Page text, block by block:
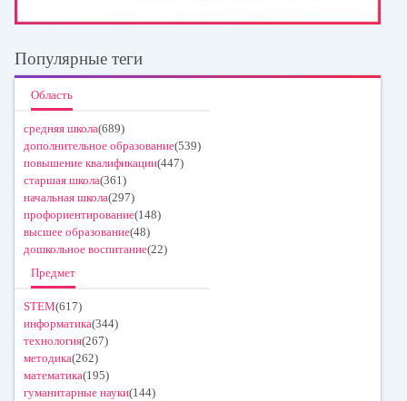
Популярные теги
Область
средняя школа(689)
дополнительное образование(539)
повышение квалификации(447)
старшая школа(361)
начальная школа(297)
профориентирование(148)
высшее образование(48)
дошкольное воспитание(22)
Предмет
STEM(617)
информатика(344)
технология(267)
методика(262)
математика(195)
гуманитарные науки(144)